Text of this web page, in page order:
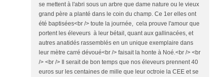
se mettent à l'abri sous un arbre que dame nature ou le vieux
grand père a planté dans le coin du champ. Ce 1er elles ont
été baptisées<br /> toute la journée, cela prouve l'amour que
portent les éleveurs à leur bétail, quant aux gallinacées, et
autres anatidés rassemblés en un unique exemplaire dans
leur mètre carré dévoué<br /> faisait la honte à Noé.<br /> <br
/> <br /> Il serait de bon temps que nos éleveurs prennent 40
euros sur les centaines de mille que leur octroie la CEE et se